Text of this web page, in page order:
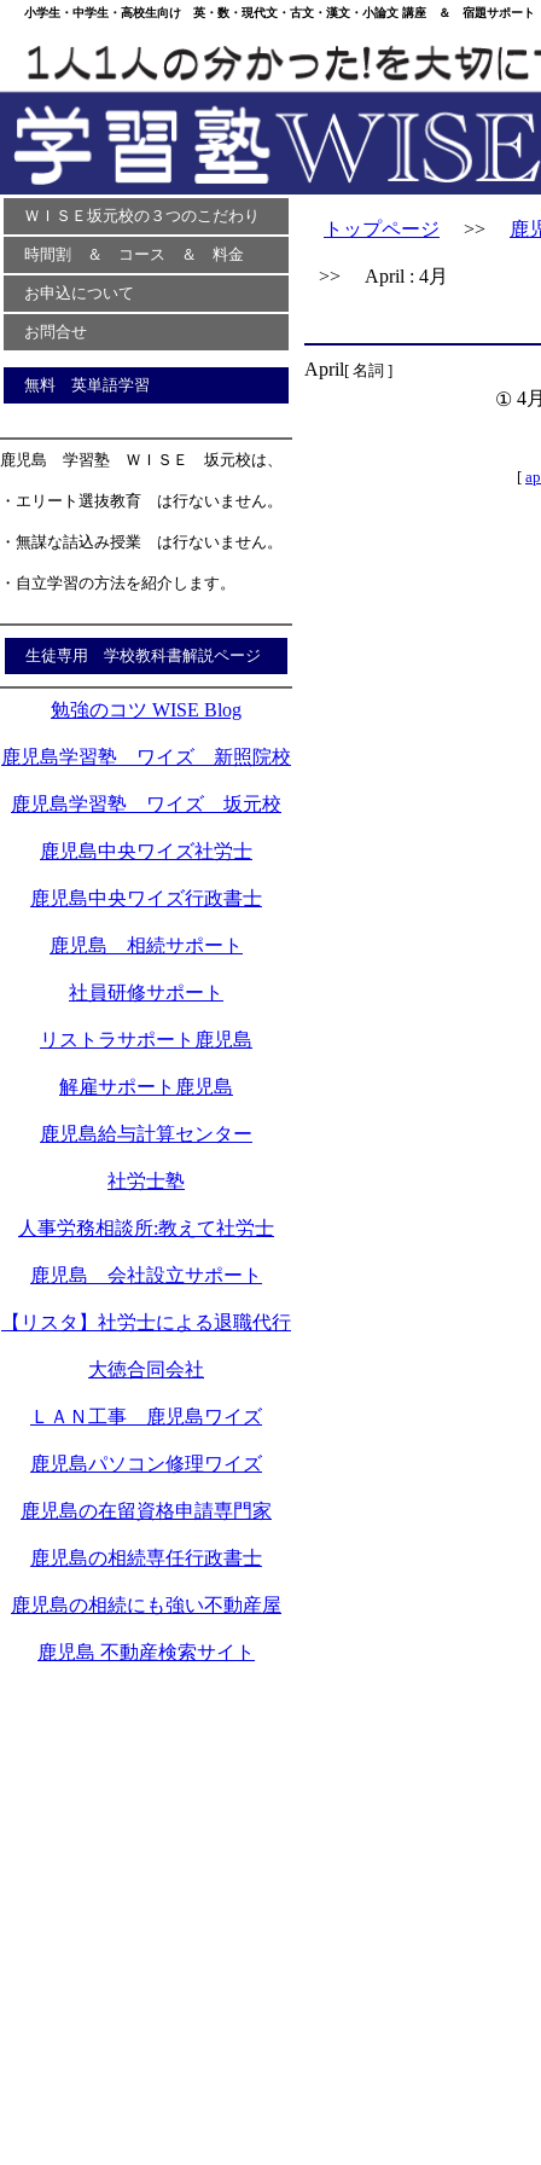
小学生・中学生・高校生向け 英・数・現代文・古文・漢文・小論文 講座 ＆ 宿題サポー
ＷＩＳＥ坂元校の３つのこだわり
時間割 ＆ コース ＆ 料金
お申込について
お問合せ
無料 英単語学習
鹿児島 学習塾 ＷＩＳＥ 坂元校は、
・エリート選抜教育 は行ないません。
・無謀な詰込み授業 は行ないません。
・自立学習の方法を紹介します。
生徒専用 学校教科書解説ページ
勉強のコツ WISE Blog
鹿児島学習塾 ワイズ 新照院校
鹿児島学習塾 ワイズ 坂元校
鹿児島中央ワイズ社労士
鹿児島中央ワイズ行政書士
鹿児島 相続サポート
社員研修サポート
リストラサポート鹿児島
解雇サポート鹿児島
鹿児島給与計算センター
社労士塾
人事労務相談所:教えて社労士
鹿児島 会社設立サポート
【リスタ】社労士による退職代行
大徳合同会社
ＬＡＮ工事 鹿児島ワイズ
鹿児島パソコン修理ワイズ
鹿児島の在留資格申請専門家
鹿児島の相続専任行政書士
鹿児島の相続にも強い不動産屋
鹿児島 不動産検索サイト
トップページ >> 鹿
>> April : 4月
April[ 名詞 ]
① 4
[